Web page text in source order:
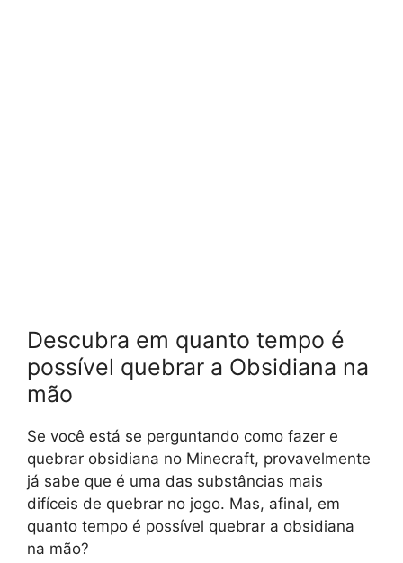
Descubra em quanto tempo é
possível quebrar a Obsidiana na
mão
Se você está se perguntando como fazer e
quebrar obsidiana no Minecraft, provavelmente
já sabe que é uma das substâncias mais
difíceis de quebrar no jogo. Mas, afinal, em
quanto tempo é possível quebrar a obsidiana
na mão?